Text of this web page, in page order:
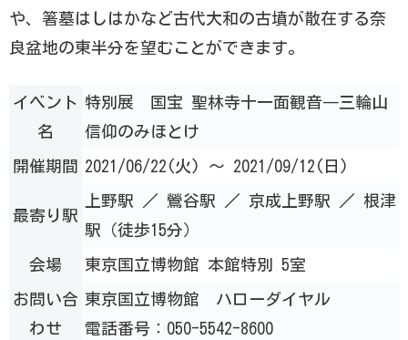
や、箸墓はしはかなど古代大和の古墳が散在する奈
良盆地の東半分を望むことができます。
イベント
名
特別展 国宝 聖林寺十一面観音―三輪山
信仰のみほとけ
開催期間 2021/06/22(火) ～ 2021/09/12(日)
最寄り駅
上野駅 ／ 鶯谷駅 ／ 京成上野駅 ／ 根津
駅（徒歩15分）
会場 東京国立博物館 本館特別 5室
お問い合
わせ
東京国立博物館 ハローダイヤル
電話番号：050-5542-8600